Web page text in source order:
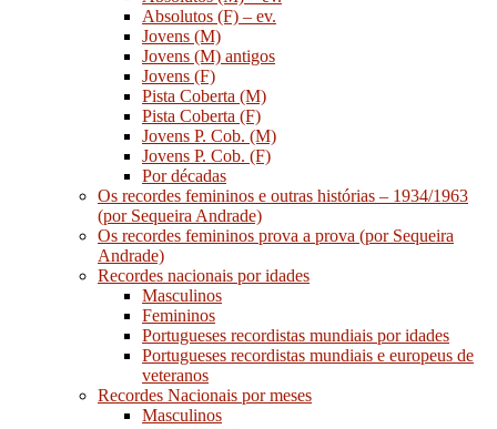
Absolutos (F) – ev.
Jovens (M)
Jovens (M) antigos
Jovens (F)
Pista Coberta (M)
Pista Coberta (F)
Jovens P. Cob. (M)
Jovens P. Cob. (F)
Por décadas
Os recordes femininos e outras histórias – 1934/1963
(por Sequeira Andrade)
Os recordes femininos prova a prova (por Sequeira
Andrade)
Recordes nacionais por idades
Masculinos
Femininos
Portugueses recordistas mundiais por idades
Portugueses recordistas mundiais e europeus de
veteranos
Recordes Nacionais por meses
Masculinos